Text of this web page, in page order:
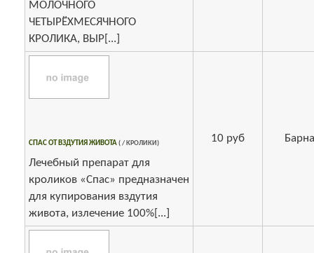
МОЛОЧНОГО
ЧЕТЫРЁХМЕСЯЧНОГО
КРОЛИКА, ВЫР[...]
СПАС ОТ ВЗДУТИЯ ЖИВОТА( / КРОЛИКИ)
Лечебный препарат для
кроликов «Спас» предназначен
для купирования вздутия
живота, излечение 100%[...]
10 руб